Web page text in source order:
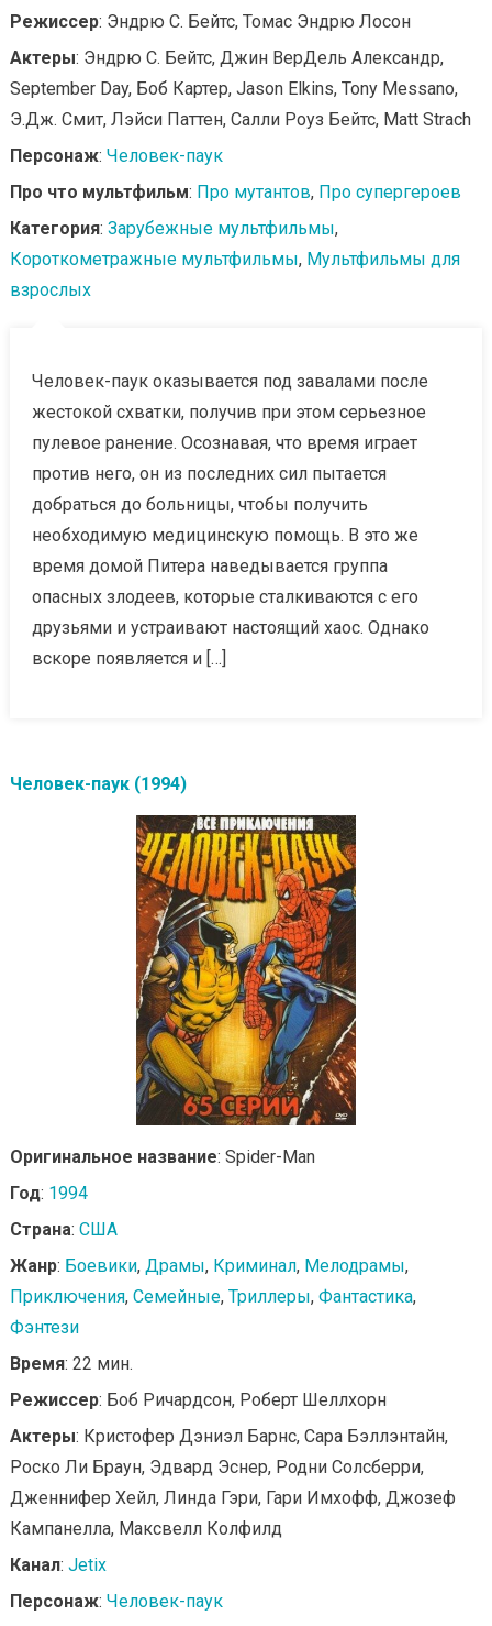
Режиссер: Эндрю С. Бейтс, Томас Эндрю Лосон
Актеры: Эндрю С. Бейтс, Джин ВерДель Александр,
September Day, Боб Картер, Jason Elkins, Tony Messano,
Э.Дж. Смит, Лэйси Паттен, Салли Роуз Бейтс, Matt Strach
Персонаж: Человек-паук
Про что мультфильм: Про мутантов, Про супергероев
Категория: Зарубежные мультфильмы,
Короткометражные мультфильмы, Мультфильмы для
взрослых
Человек-паук оказывается под завалами после
жестокой схватки, получив при этом серьезное
пулевое ранение. Осознавая, что время играет
против него, он из последних сил пытается
добраться до больницы, чтобы получить
необходимую медицинскую помощь. В это же
время домой Питера наведывается группа
опасных злодеев, которые сталкиваются с его
друзьями и устраивают настоящий хаос. Однако
вскоре появляется и […]
Человек-паук (1994)
Оригинальное название: Spider-Man
Год: 1994
Страна: США
Жанр: Боевики, Драмы, Криминал, Мелодрамы,
Приключения, Семейные, Триллеры, Фантастика,
Фэнтези
Время: 22 мин.
Режиссер: Боб Ричардсон, Роберт Шеллхорн
Актеры: Кристофер Дэниэл Барнс, Сара Бэллэнтайн,
Роско Ли Браун, Эдвард Эснер, Родни Солсберри,
Дженнифер Хейл, Линда Гэри, Гари Имхофф, Джозеф
Кампанелла, Максвелл Колфилд
Канал: Jetix
Персонаж: Человек-паук